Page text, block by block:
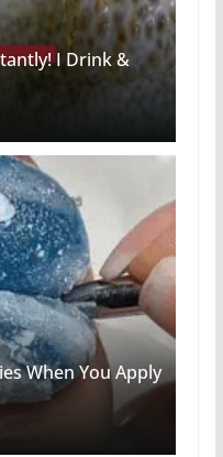
I Drink &
When You Apply